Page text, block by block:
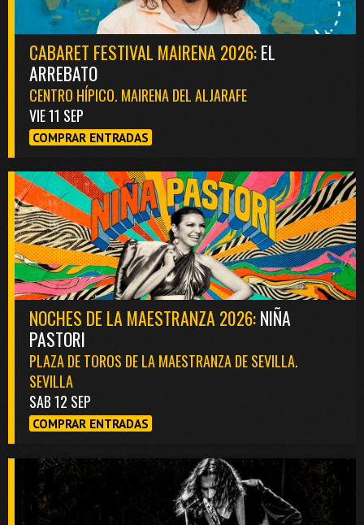
CABARET FESTIVAL MAIRENA 2026:EL
ARREBATO
CENTRO HÍPICO. MAIRENA DEL ALJARAFE
VIE 11 SEP
COMPRAR ENTRADAS
NOCHES DE LA MAESTRANZA 2026:NIÑA
PASTORI
PLAZA DE TOROS DE LA MAESTRANZA DE SEVILLA.
SEVILLA
SAB 12 SEP
COMPRAR ENTRADAS